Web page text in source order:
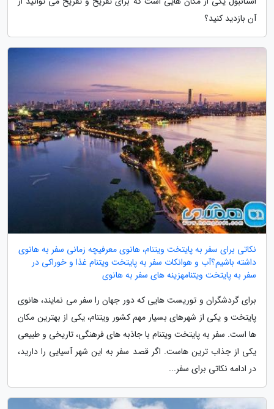
آن بازدید کنید؟
نکاتی برای سفر به پایتخت ویتنام، هانوی معرفیچه زمانی سفر به هانوی
داشته باشیم؟آب و هوانکات سفر به پایتخت ویتنام غذا و خوراکی در
سفر به پایتخت ویتنامهزینه های سفر به هانوی
برای گردشگران و توریست هایی که دور جهان را سفر می نمایند، هانوی
پایتخت و یکی از شهرهای بسیار مهم کشور ویتنام، یکی از بهترین مکان
ها است. سفر به پایتخت ویتنام با جاذبه های فرهنگی، تاریخی و طبیعی
یکی از جذاب ترین هاست. اگر قصد سفر به این شهر آسیایی را دارید،
در ادامه نکاتی برای سفر...